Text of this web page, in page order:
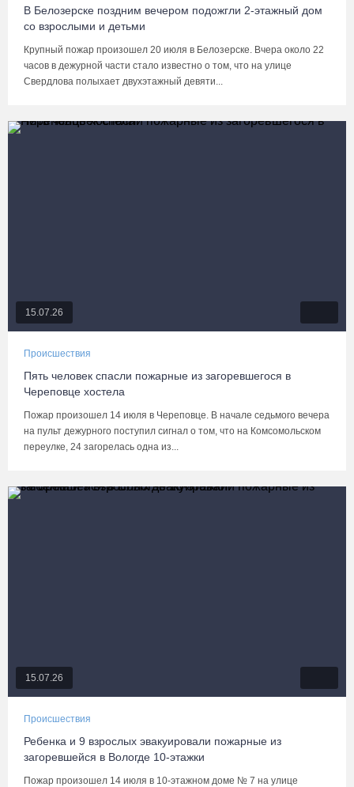
В Белозерске поздним вечером подожгли 2-этажный дом
со взрослыми и детьми
Крупный пожар произошел 20 июля в Белозерске. Вчера около 22
часов в дежурной части стало известно о том, что на улице
Свердлова полыхает двухэтажный девяти...
15.07.26
Происшествия
Пять человек спасли пожарные из загоревшегося в
Череповце хостела
Пожар произошел 14 июля в Череповце. В начале седьмого вечера
на пульт дежурного поступил сигнал о том, что на Комсомольском
переулке, 24 загорелась одна из...
15.07.26
Происшествия
Ребенка и 9 взрослых эвакуировали пожарные из
загоревшейся в Вологде 10-этажки
Пожар произошел 14 июля в 10-этажном доме № 7 на улице